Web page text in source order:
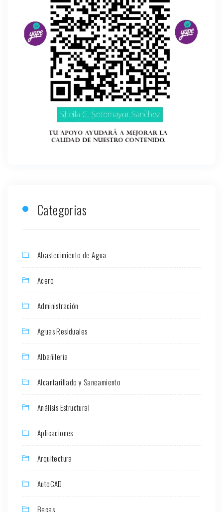
Categorias
Abastecimiento de Agua
Acero
Administración
Aguas Residuales
Albañilería
Alcantarillado y Saneamiento
Análisis Estructural
Aplicaciones
Arquitectura
AutoCAD
Becas